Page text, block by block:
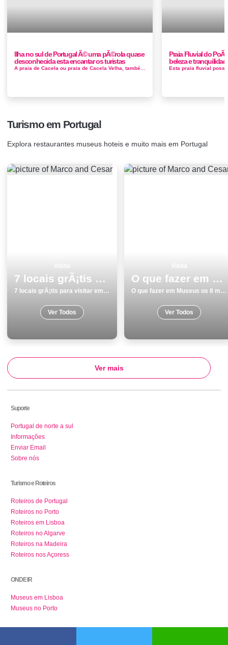
Ilha no sul de Portugal Ã© uma pÃ©rola quase
desconhecida esta encantar os turistas
A praia de Cacela ou praia de Cacela Velha, também designada Praia da Fábrica é uma praia que se situa na extremidade poente da a...
Praia Fluvial do
beleza e
Turismo em Portugal
Explora restaurantes museus hoteis e muito mais em Portugal
7 locais grÃ¡tis para visitar em Ãvora
7 locais grÃ¡tis para visitar em Ãvora
Ver Todos
O que fazer em Museus os 8 melhores sitios para visitar na cidade
O que fazer em Museus os 8 melhores sitios para visitar na cidade
Ver Todos
Ver mais
Suporte
Portugal de norte a sul
Informações
Enviar Email
Sobre nós
Turismo e Roteiros
Roteiros de Portugal
Roteiros no Porto
Roteiros em Lisboa
Roteiros no Algarve
Roteiros na Madeira
Roteiros nos Açoress
ONDE IR
Museus em Lisboa
Museus no Porto